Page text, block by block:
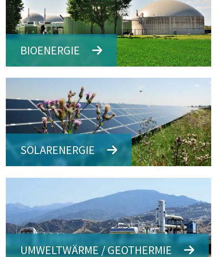
BIOENERGIE
SOLARENERGIE
UMWELTWÄRME / GEOTHERMIE